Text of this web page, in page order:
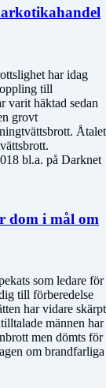
har idag
till
varit häktad sedan
grovt
Åtalet
bl.a. på Darknet
dom i mål om
som ledare för
till förberedelse
har vidare skärpt
männen har
men dömts för
om brandfarliga